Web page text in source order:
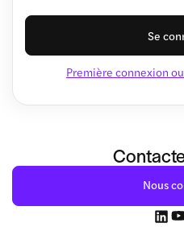
Se
Première connexion
Nous